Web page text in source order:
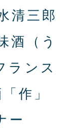
清三郎
酒（う
ランス
作」
ー